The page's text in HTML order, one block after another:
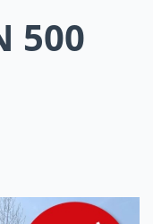
500